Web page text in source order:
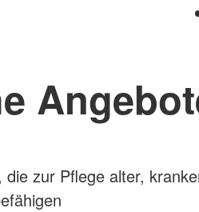
die zur Pflege alter,